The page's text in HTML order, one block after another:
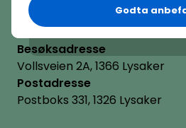
Godta
Besøksadresse
Vollsveien 2A, 1366 Lysaker
Postadresse
Postboks 331, 1326 Lysaker